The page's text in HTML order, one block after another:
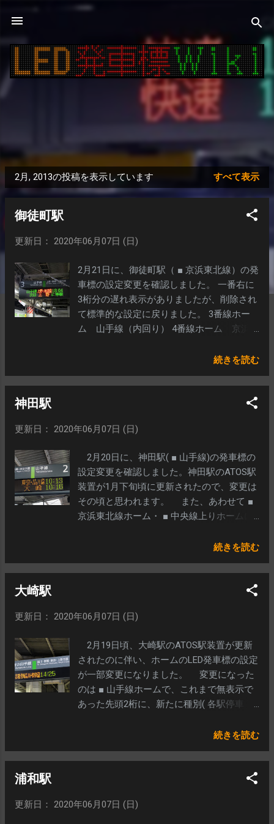
投
稿
2月, 2013の投稿を表示しています すべて表示
御徒町駅
更新日： 2020年06月07日 (日)
2月21日に、御徒町駅（ ■ 京浜東北線）の発
車標の設定変更を確認しました。 一番右に
3桁分の遅れ表示がありましたが、削除され
て標準的な設定に戻りました。 3番線ホー
ム 山手線（内回り） 4番線ホーム 京浜
プ）も確認できた ※旧表示 （2012年3月14
た。 写真はダイヤ乱れで、時刻が消えてい
続きを読む
神田駅
更新日： 2020年06月07日 (日)
2月20日に、神田駅( ■ 山手線)の発車標の
設定変更を確認しました。神田駅のATOS駅
装置が1月下旬頃に更新されたので、変更は
その頃と思われます。 また、あわせて ■
京浜東北線ホーム・ ■ 中央線上りホームに
ています。 2番線ホーム（日本語） 3番線ホ
ホーム 「 東 十 条 」は均等割り付けです
が、「 南浦和 」は中寄せでした。 5番線ホ
TOKYO 」のパーツが変更されている可能性
で確認できなかったので 改めて調査予定で
す。
続きを読む
大崎駅
更新日： 2020年06月07日 (日)
2月19日頃、大崎駅のATOS駅装置が更新
されたのに伴い、ホームのLED発車標の設定
が一部変更になりました。 変更になった
のは ■ 山手線ホームで、これまで無表示で
あった先頭2桁に、新たに種別( 各駅停車 )が
ホームの2･4番線の表示は確認できませんで
線ホーム(日本語) 1番線ホーム(英語) 3番線
ホーム(日本語) 3番線ホーム(英語) Wikiの方
ご覧ください！
続きを読む
浦和駅
更新日： 2020年06月07日 (日)